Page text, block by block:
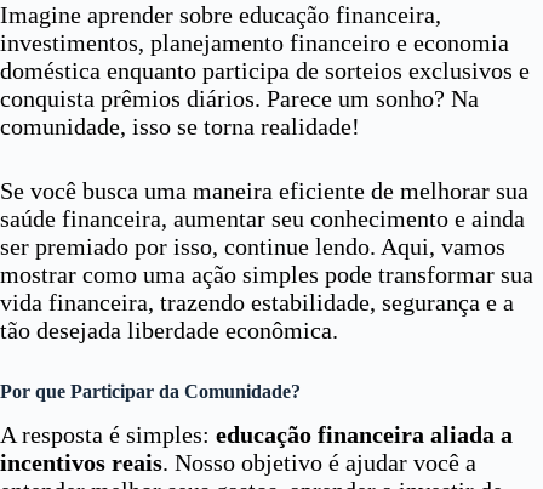
Imagine aprender sobre educação financeira,
investimentos, planejamento financeiro e economia
doméstica enquanto participa de sorteios exclusivos e
conquista prêmios diários. Parece um sonho? Na
comunidade, isso se torna realidade!
Se você busca uma maneira eficiente de melhorar sua
saúde financeira, aumentar seu conhecimento e ainda
ser premiado por isso, continue lendo. Aqui, vamos
mostrar como uma ação simples pode transformar sua
vida financeira, trazendo estabilidade, segurança e a
tão desejada liberdade econômica.
Por que Participar da Comunidade?
A resposta é simples: educação financeira aliada a
incentivos reais. Nosso objetivo é ajudar você a